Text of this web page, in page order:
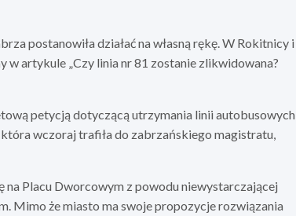
postanowiła działać na własną rękę. W Rokitnicy i
w artykule „Czy linia nr 81 zostanie zlikwidowana?
petycją dotyczącą utrzymania linii autobusowych
wczoraj trafiła do zabrzańskiego magistratu,
na Placu Dworcowym z powodu niewystarczającej
Mimo że miasto ma swoje propozycje rozwiązania